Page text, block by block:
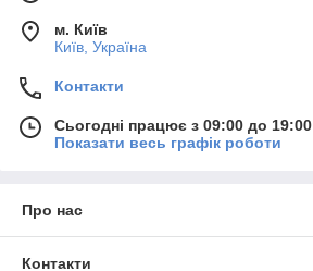
м. Київ
Київ, Україна
Контакти
Сьогодні працює з 09:00 до 19:00
Показати весь графік роботи
Про нас
Контакти